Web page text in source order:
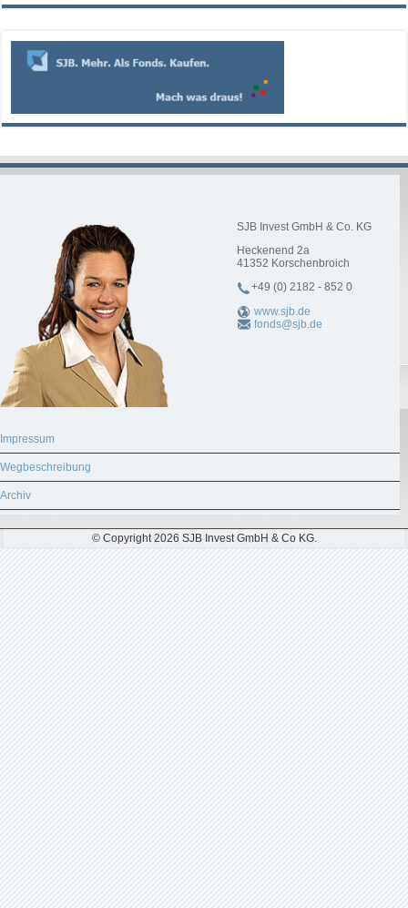
SJB Invest GmbH & Co. KG
Heckenend 2a
41352 Korschenbroich
+49 (0) 2182 - 852 0
www.sjb.de
fonds@sjb.de
Impressum
Wegbeschreibung
Archiv
© Copyright 2026 SJB Invest GmbH & Co KG.